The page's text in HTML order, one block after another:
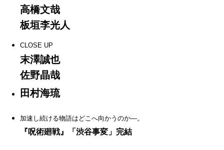
高橋文哉
板垣李光人
CLOSE UP
末澤誠也
佐野晶哉
田村海琉
加速し続ける物語はどこへ向かうのか—。
『呪術廻戦』「渋谷事変」完結